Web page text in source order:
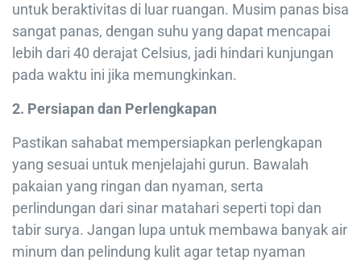
untuk beraktivitas di luar ruangan. Musim panas bisa
sangat panas, dengan suhu yang dapat mencapai
lebih dari 40 derajat Celsius, jadi hindari kunjungan
pada waktu ini jika memungkinkan.
2. Persiapan dan Perlengkapan
Pastikan sahabat mempersiapkan perlengkapan
yang sesuai untuk menjelajahi gurun. Bawalah
pakaian yang ringan dan nyaman, serta
perlindungan dari sinar matahari seperti topi dan
tabir surya. Jangan lupa untuk membawa banyak air
minum dan pelindung kulit agar tetap nyaman